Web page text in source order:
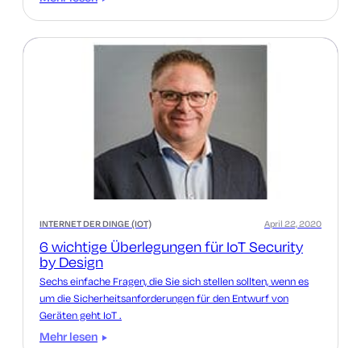
INTERNET DER DINGE (IOT)
6 wichtige Überlegungen für IoT Security
by Design
April 22, 2020
Sechs einfache Fragen, die Sie sich stellen sollten, wenn es
um die Sicherheitsanforderungen für den Entwurf von
Geräten geht IoT .
Mehr lesen